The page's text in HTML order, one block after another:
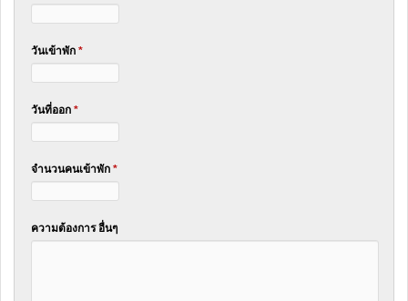
วันเข้าพัก *
วันที่ออก *
จำนวนคนเข้าพัก *
ความต้องการ อื่นๆ